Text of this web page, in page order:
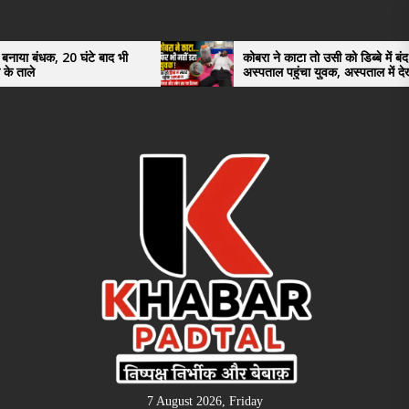
the
content
बाद भी
कोबरा ने काटा तो उसी को डिब्बे में बंद कर
अस्पताल पहुंचा युवक, अस्पताल में देखकर डॉक्टर
भी रह गए हैरान
7 August 2026, Friday